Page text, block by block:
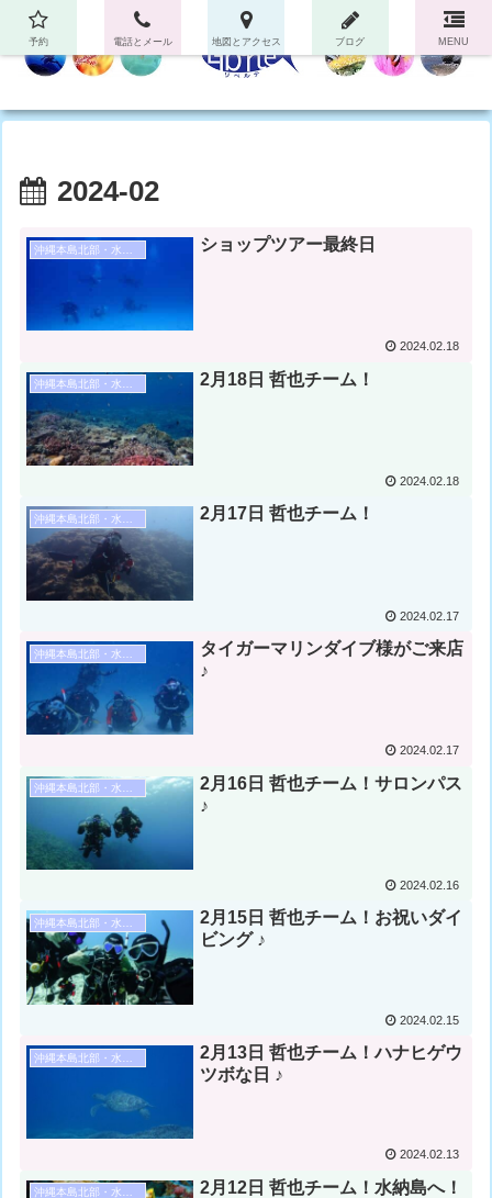
2024-02
ショップツアー最終日
2024.02.18
沖縄本島北部・水納島・瀬底島ダイビング 2月18日 哲也チーム！
2024.02.18
2月17日 哲也チーム！
2024.02.17
タイガーマリンダイブ様がご来店
♪
2024.02.17
2月16日 哲也チーム！サロンパス
♪
2024.02.16
2月15日 哲也チーム！お祝いダイ
ビング ♪
2024.02.15
2月13日 哲也チーム！ハナヒゲウ
ツボな日 ♪
2024.02.13
2月12日 哲也チーム！水納島へ！
予約 電話とメール 地図とアクセス ブログ MENU